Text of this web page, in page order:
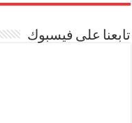
تابعنا على فيسبوك